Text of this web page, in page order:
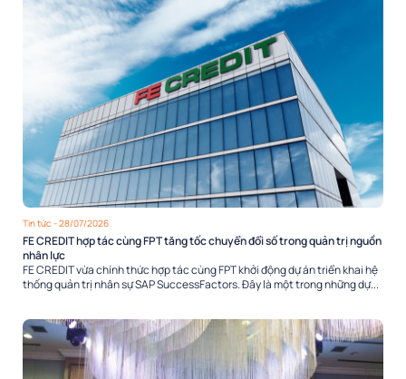
Tin tức - 28/07/2026
FE CREDIT hợp tác cùng FPT tăng tốc chuyển đổi số trong quản trị nguồn
nhân lực
FE CREDIT vừa chính thức hợp tác cùng FPT khởi động dự án triển khai hệ
thống quản trị nhân sự SAP SuccessFactors. Đây là một trong những dự...